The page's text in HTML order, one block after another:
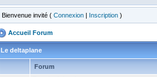
Bienvenue invité ( Connexion | Inscription )
Accueil Forum
Le deltaplane
Forum